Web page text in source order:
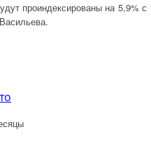
проиндексированы на 5,9%